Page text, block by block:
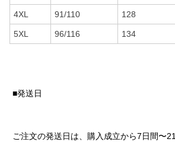
4XL 91/110 128
5XL 96/116 134
■発送日
ご注文の発送日は、購入成立から7日間〜